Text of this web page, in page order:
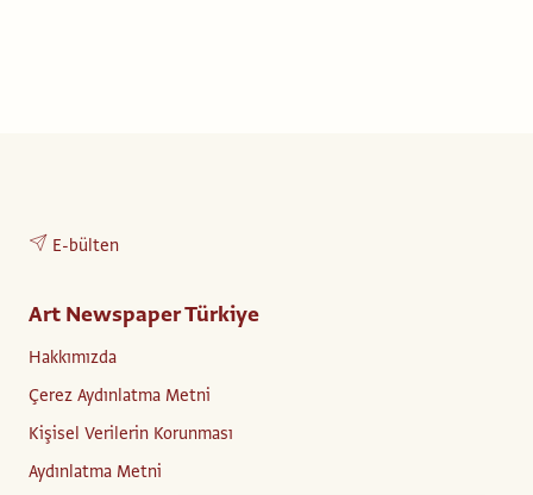
E-bülten
Art Newspaper Türkiye
Hakkımızda
Çerez Aydınlatma Metni
Kişisel Verilerin Korunması
Aydınlatma Metni